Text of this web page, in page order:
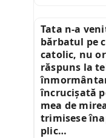
Tata n-a
bărbatul pe
catolic, nu
răspuns la
încrucișată
mea de
trimisese
plic…